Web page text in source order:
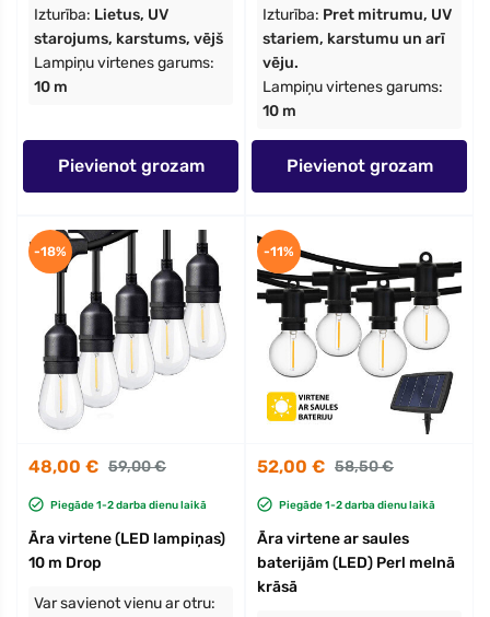
Izturība: Lietus, UV
starojums, karstums, vējš
Lampiņu virtenes garums:
10 m
Pievienot grozam
Izturība: Pret mitrumu, UV
stariem, karstumu un arī
vēju.
Lampiņu virtenes garums:
10 m
Pievienot grozam
48,00 € 59,00 €
Piegāde 1-2 darba dienu laikā
Āra virtene (LED lampiņas)
10 m Drop
Var savienot vienu ar otru:
-18%
52,00 € 58,50 €
Piegāde 1-2 darba dienu laikā
Āra virtene ar saules
baterijām (LED) Perl melnā
krāsā
-11%